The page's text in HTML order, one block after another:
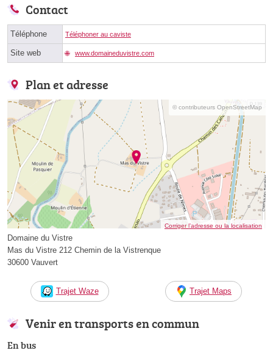
Contact
Téléphone Téléphoner au caviste
Site web www.domaineduvistre.com
Plan et adresse
© contributeurs OpenStreetMap
Corriger l’adresse ou la localisation
Domaine du Vistre
Mas du Vistre 212 Chemin de la Vistrenque
30600 Vauvert
Trajet Waze Trajet Maps
Venir en transports en commun
En bus